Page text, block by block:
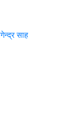
साह